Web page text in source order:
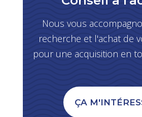
Nous vous
recherche et l'achat de
pour une acquisition en
ÇA